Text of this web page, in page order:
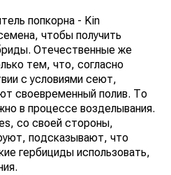
попкорна - Kin
чтобы получить
Отечественные же
тем, что, согласно
с условиями сеют,
своевременный полив. То
в процессе возделывания.
со своей стороны,
подсказывают, что
гербициды использовать,